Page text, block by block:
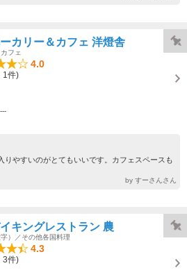
カリー＆カフェ 洋燈舎
フェ
4.0
1件)
りやすいのがとてもいいです。カフェスペースも
by すーさんさん
キングレストラン 農
）／その他各国料理
4.3
3件)